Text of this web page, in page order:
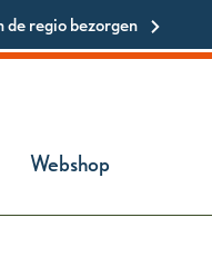
regio bezorgen
Webshop